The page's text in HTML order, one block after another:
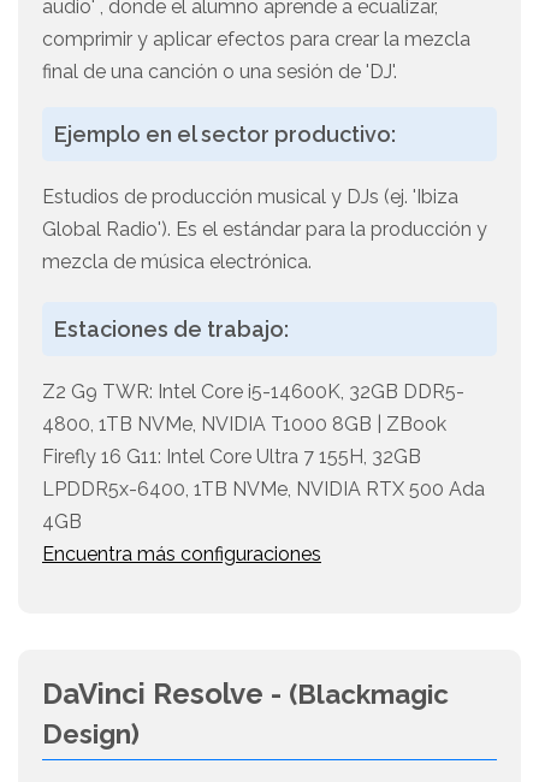
audio' , donde el alumno aprende a ecualizar,
comprimir y aplicar efectos para crear la mezcla
final de una canción o una sesión de 'DJ'.
Ejemplo en el sector productivo:
Estudios de producción musical y DJs (ej. 'Ibiza
Global Radio'). Es el estándar para la producción y
mezcla de música electrónica.
Estaciones de trabajo:
Z2 G9 TWR: Intel Core i5-14600K, 32GB DDR5-
4800, 1TB NVMe, NVIDIA T1000 8GB | ZBook
Firefly 16 G11: Intel Core Ultra 7 155H, 32GB
LPDDR5x-6400, 1TB NVMe, NVIDIA RTX 500 Ada
4GB
Encuentra más configuraciones
DaVinci Resolve - (Blackmagic
Design)